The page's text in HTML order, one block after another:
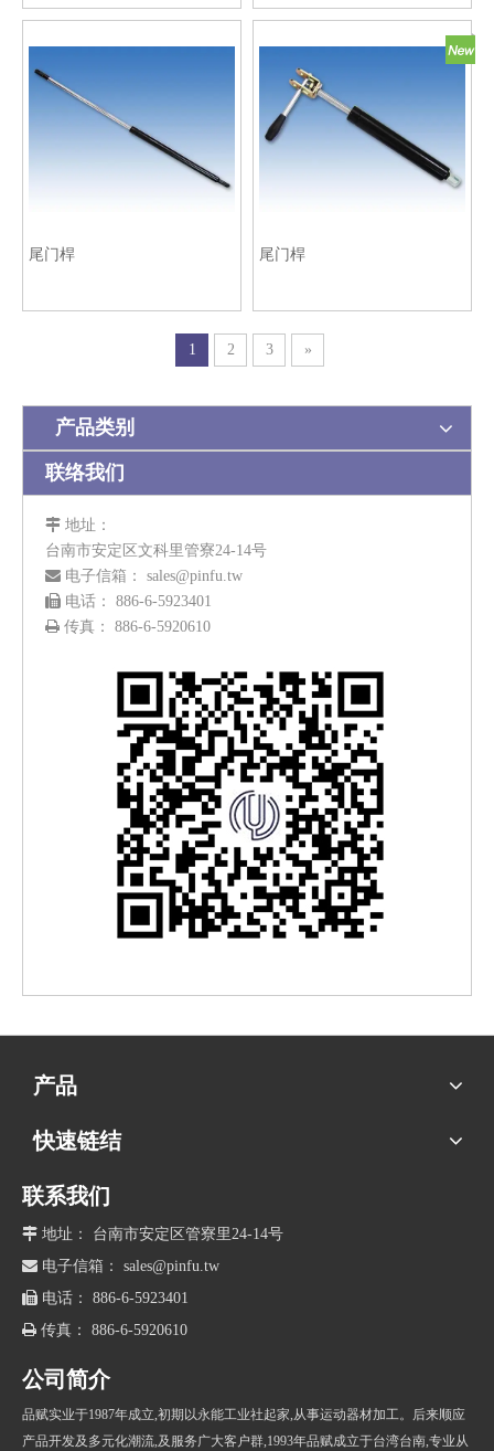
尾门桿 尾门桿
1 2 3 »
产品类别
联络我们
 地址：
台南市安定区文科里管寮24-14号
 电子信箱： sales@pinfu.tw
 电话： 886-6-5923401
 传真： 886-6-5920610
产品
快速链结
联系我们
 地址： 台南市安定区管寮里24-14号
 电子信箱： sales@pinfu.tw
 电话： 886-6-5923401
 传真： 886-6-5920610
公司简介
品赋实业于1987年成立,初期以永能工业社起家,从事运动器材加工。后来顺应
产品开发及多元化潮流,及服务广大客户群,1993年品赋成立于台湾台南,专业从